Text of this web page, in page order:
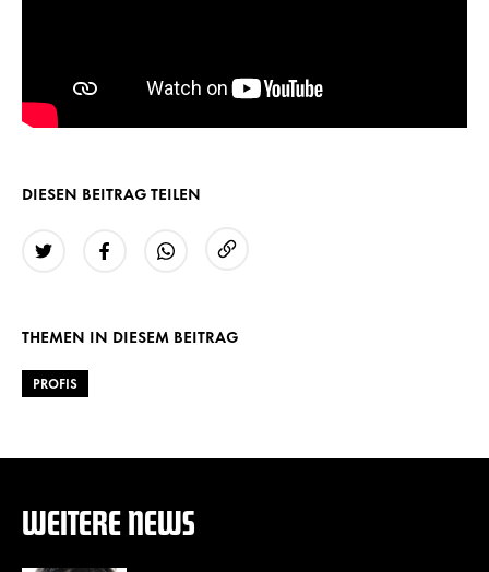
DIESEN BEITRAG TEILEN
THEMEN IN DIESEM BEITRAG
PROFIS
WEITERE NEWS